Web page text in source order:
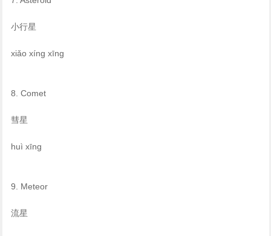
小行星
xiǎo xíng xīng
8. Comet
彗星
huì xīng
9. Meteor
流星